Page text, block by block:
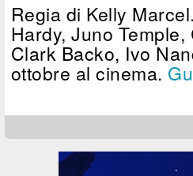
Regia di Kelly
Hardy, Juno
Clark Backo, Ivo
ottobre al cinema.